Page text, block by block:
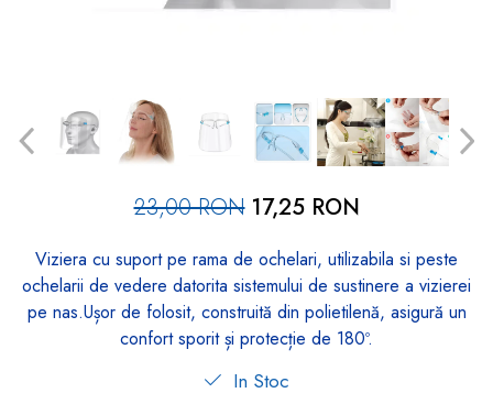
23,00 RON 17,25 RON
Viziera cu suport pe rama de ochelari, utilizabila si peste
ochelarii de vedere datorita sistemului de sustinere a vizierei
pe nas.Ușor de folosit, construită din polietilenă, asigură un
confort sporit și protecție de 180º.
In Stoc